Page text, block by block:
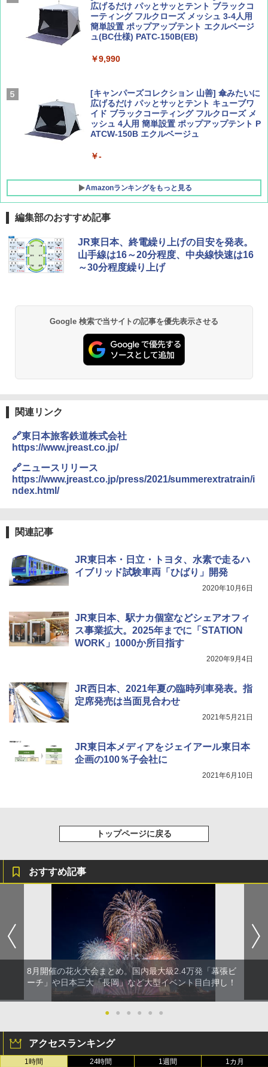
AIRLINE（エアライン）2026年9月号【特
集】ボーイング110周年を祝して！
￥1,760
新しい日本地理 地図・統計・移動から読み
解く (講談社現代新書)
￥1,540
広げるだけ パッとサッとテント ブラックコ
ーティング フルクローズ メッシュ 3-4人用
簡単設置 ポップアップテント エクルベージ
ュ(BC仕様) PATC-150B(EB)
￥9,990
[キャンパーズコレクション 山善] 傘みたいに
広げるだけ パッとサッとテント キューブワ
イド ブラックコーティング フルクローズ メ
ッシュ 4人用 簡単設置 ポップアップテント P
ATCW-150B エクルベージュ
￥-
Amazonランキングをもっと見る
DEWEL パラソル 大型 ビーチ アウトドアパ
ラソル ガーデン サイトシート付 折りたたみ
防水 UVカット 4段階高さ調整 軽量 収納袋付
き
BUNDOK(バンドック)ソロ ドーム 1 EX BDK
-08EX カーキ ソロキャンプ ポリエステル フ
レーム テント
￥14,800
￥2,980
ニューエラ New Era キャップ メッシュキャ
￥4,400
【日本企業販売】超強力クマ対策スプレー 30
0ml（連続噴射30秒）110ml（連続噴射15
秒）射程5～10m 安全ロック搭載 携帯収納袋
付き ヒグマ・イノシシ対策 自治体・教育機
関の購入実績 登山・キャンプ・アウトドア・
￥3,680
編集部のおすすめ記事
JR東日本、終電繰り上げの目安を発表。
山手線は16～20分程度、中央線快速は16
～30分程度繰り上げ
Google 検索で当サイトの記事を優先表示させる
関連リンク
🔗東日本旅客鉄道株式会社
https://www.jreast.co.jp/
🔗ニュースリリース
https://www.jreast.co.jp/press/2021/summerextratrain/i
ndex.html/
関連記事
JR東日本・日立・トヨタ、水素で走るハ
イブリッド試験車両「ひばり」開発
2020年10月6日
JR東日本、駅ナカ個室などシェアオフィ
ス事業拡大。2025年までに「STATION
WORK」1000か所目指す
2020年9月4日
JR西日本、2021年夏の臨時列車発表。指
定席発売は当面見合わせ
2021年5月21日
JR東日本メディアをジェイアール東日本
企画の100％子会社に
2021年6月10日
トップページに戻る
おすすめ記事
8月開催の花火大会まとめ。国内最大級2.4万発「幕張ビ
ーチ」や日本三大「長岡」など大型イベント目白押し！
● ● ● ● ● ●
アクセスランキング
1時間 24時間 1週間 1カ月